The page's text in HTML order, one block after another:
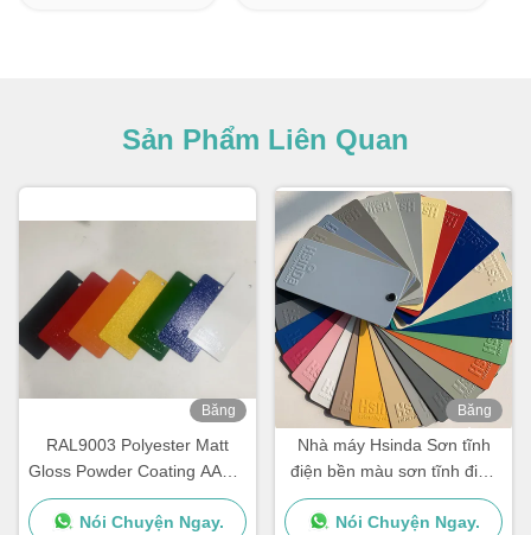
Sản Phẩm Liên Quan
Băng
RAL9003 Polyester Matt
Gloss Powder Coating AAMA
được chứng nhận cho kiến
trúc
Nói Chuyện Ngay.
Băng
Nhà máy Hsinda Sơn tĩnh
điện bền màu sơn tĩnh điện
khác nhau trong kho
Nói Chuyện Ngay.